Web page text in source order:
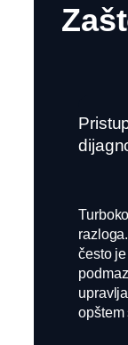
često
opštem